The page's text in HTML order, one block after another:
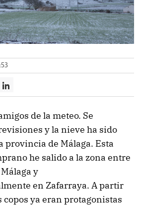
de la meteo. Se
y la nieve ha sido
provincia de Málaga. Esta
he salido a la zona entre
y
en Zafarraya. A partir
copos ya eran protagonistas